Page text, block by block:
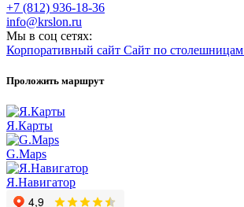
+7 (812) 936-18-36
info@krslon.ru
Мы в соц сетях:
Корпоративный сайт Сайт по
Проложить маршрут
Я.Карты
G.Maps
Я.Навигатор